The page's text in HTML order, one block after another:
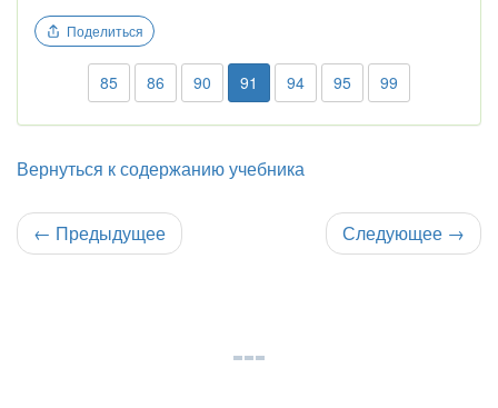
Поделиться
85 86 90 91 94 95 99
Вернуться к содержанию учебника
← Предыдущее Следующее →